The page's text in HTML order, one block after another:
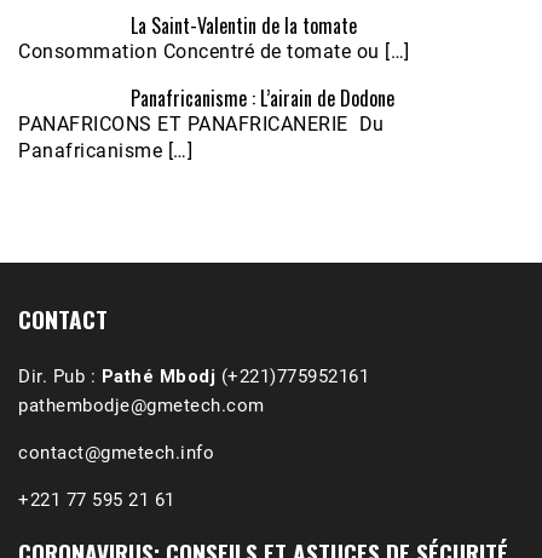
Écoutez le parcours de Claudiane Kapia
Nobana (Podologue)
Feb 24, 2021 • 28mn
La Saint-Valentin de la tomate
Consommation Concentré de tomate ou […]
Panafricanisme : L’airain de Dodone
PANAFRICONS ET PANAFRICANERIE Du
Panafricanisme […]
CONTACT
Dir. Pub : Pathé Mbodj (+221)775952161
pathembodje@gmetech.com
contact@gmetech.info
+221 77 595 21 61